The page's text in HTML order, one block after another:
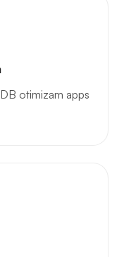
otimizam apps